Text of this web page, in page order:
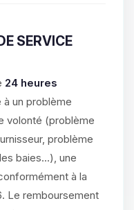
SERVICE
24 heures
un problème
volonté (problème
problème
baies...), une
à la
Le remboursement